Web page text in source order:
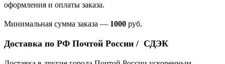
оформления и оплаты заказа.
Минимальная сумма заказа — 1000 руб.
Доставка по РФ Почтой России / СДЭК